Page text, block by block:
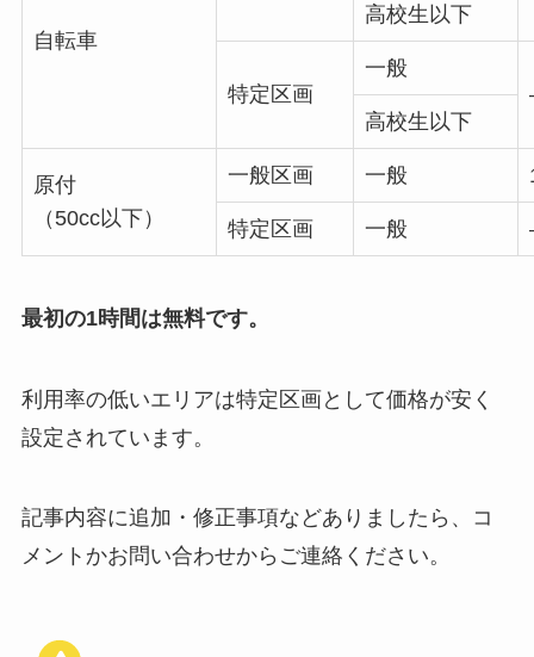
自転車
高校生以下
特定区画
一般
高校生以下
原付
（50cc以下）
一般区画 一般
特定区画 一般
最初の1時間は無料です。
利用率の低いエリアは特定区画として価格が安く
設定されています。
記事内容に追加・修正事項などありましたら、コ
メントかお問い合わせからご連絡ください。